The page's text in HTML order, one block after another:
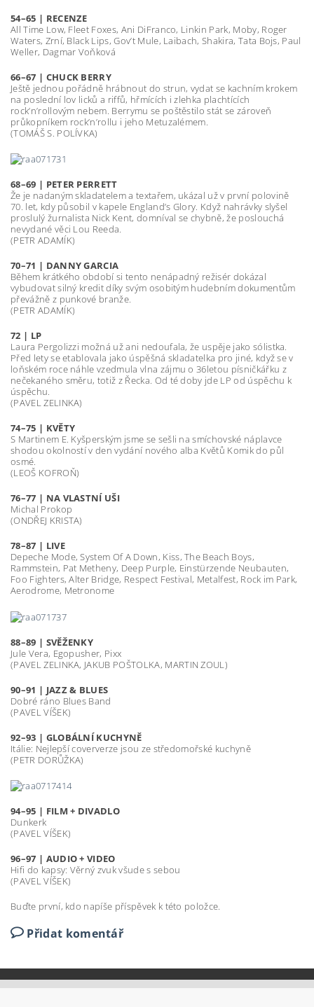
54–65 | RECENZE
All Time Low, Fleet Foxes, Ani DiFranco, Linkin Park, Moby, Roger
Waters, Zrní, Black Lips, Gov’t Mule, Laibach, Shakira, Tata Bojs, Paul
Weller, Dagmar Voňková
66–67 | CHUCK BERRY
Ještě jednou pořádně hrábnout do strun, vydat se kachním krokem
na poslední lov licků a riffů, hřmících i zlehka plachtících
rock’n’rollovým nebem. Berrymu se poštěstilo stát se zároveň
průkopníkem rock’n’rollu i jeho Metuzalémem.
(TOMÁŠ S. POLÍVKA)
68–69 | PETER PERRETT
Že je nadaným skladatelem a textařem, ukázal už v první polovině
70. let, kdy působil v kapele England’s Glory. Když nahrávky slyšel
proslulý žurnalista Nick Kent, domníval se chybně, že poslouchá
nevydané věci Lou Reeda.
(PETR ADAMÍK)
70–71 | DANNY GARCIA
Během krátkého období si tento nenápadný režisér dokázal
vybudovat silný kredit díky svým osobitým hudebním dokumentům
převážně z punkové branže.
(PETR ADAMÍK)
72 | LP
Laura Pergolizzi možná už ani nedoufala, že uspěje jako sólistka.
Před lety se etablovala jako úspěšná skladatelka pro jiné, když se v
loňském roce náhle vzedmula vlna zájmu o 36letou písničkářku z
nečekaného směru, totiž z Řecka. Od té doby jde LP od úspěchu k
úspěchu.
(PAVEL ZELINKA)
74–75 | KVĚTY
S Martinem E. Kyšperským jsme se sešli na smíchovské náplavce
shodou okolností v den vydání nového alba Květů Komik do půl
osmé.
(LEOŠ KOFROŇ)
76–77 | NA VLASTNÍ UŠI
Michal Prokop
(ONDŘEJ KRISTA)
78–87 | LIVE
Depeche Mode, System Of A Down, Kiss, The Beach Boys,
Rammstein, Pat Metheny, Deep Purple, Einstürzende Neubauten,
Foo Fighters, Alter Bridge, Respect Festival, Metalfest, Rock im Park,
Aerodrome, Metronome
88–89 | SVĚŽENKY
Jule Vera, Egopusher, Pixx
(PAVEL ZELINKA, JAKUB POŠTOLKA, MARTIN ZOUL)
90–91 | JAZZ & BLUES
Dobré ráno Blues Band
(PAVEL VÍŠEK)
92–93 | GLOBÁLNÍ KUCHYNĚ
Itálie: Nejlepší coververze jsou ze středomořské kuchyně
(PETR DORŮŽKA)
94–95 | FILM + DIVADLO
Dunkerk
(PAVEL VÍŠEK)
96–97 | AUDIO + VIDEO
Hifi do kapsy: Věrný zvuk všude s sebou
(PAVEL VÍŠEK)
Buďte první, kdo napíše příspěvek k této položce.
Přidat komentář